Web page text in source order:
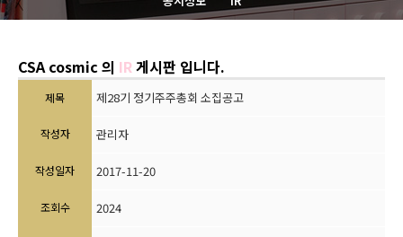
CSA cosmic 의 IR게시판 입니다.
제목 제28기 정기주주총회 소집공고
작성자 관리자
작성일자 2017-11-20
조회수 2024